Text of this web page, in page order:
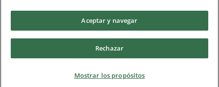
Copyright © Tiendeo ® 2026 · Shopfully Marketing S.L.U. –
Términos y condicionesPolítica de privacidad
Aceptar y navegar
Rechazar
Mostrar los propósitos